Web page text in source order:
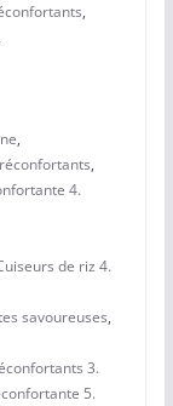
,
,
,
4.
de riz 4.
savoureuses,
3.
5.